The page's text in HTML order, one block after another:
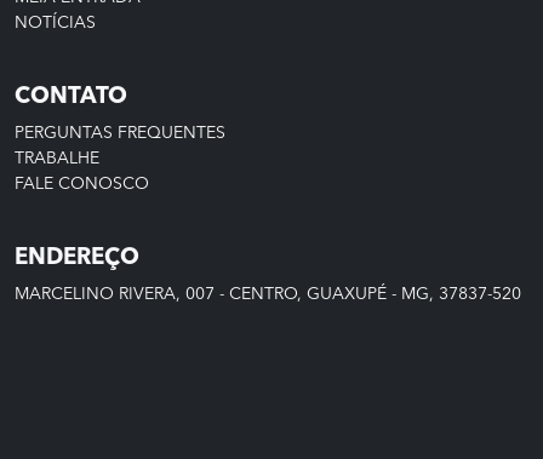
NOTÍCIAS
CONTATO
PERGUNTAS FREQUENTES
TRABALHE
FALE CONOSCO
ENDEREÇO
MARCELINO RIVERA, 007 - CENTRO, GUAXUPÉ - MG, 37837-520